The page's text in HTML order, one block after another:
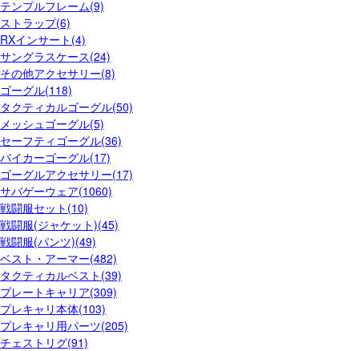
テンプルフレーム(9)
ストラップ(6)
RXインサート(4)
サングラスケース(24)
その他アクセサリー(8)
ゴーグル(118)
タクティカルゴーグル(50)
メッシュゴーグル(5)
セーフティゴーグル(36)
バイカーゴーグル(17)
ゴーグルアクセサリー(17)
サバゲーウェア(1060)
戦闘服セット(10)
戦闘服(ジャケット)(45)
戦闘服(パンツ)(49)
ベスト・アーマー(482)
タクティカルベスト(39)
プレートキャリア(309)
プレキャリ本体(103)
プレキャリ用パーツ(205)
チェストリグ(91)